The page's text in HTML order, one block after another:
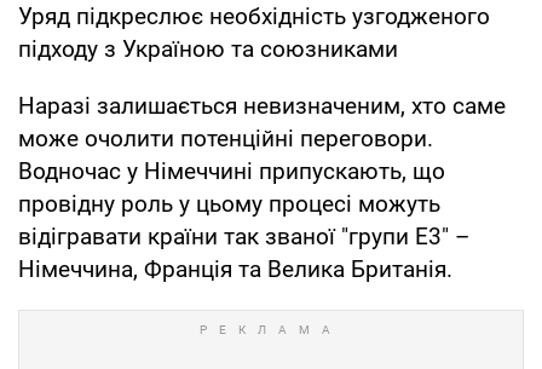
Уряд підкреслює необхідність узгодженого
підходу з Україною та союзниками
Наразі залишається невизначеним, хто саме
може очолити потенційні переговори.
Водночас у Німеччині припускають, що
провідну роль у цьому процесі можуть
відігравати країни так званої "групи E3" –
Німеччина, Франція та Велика Британія.